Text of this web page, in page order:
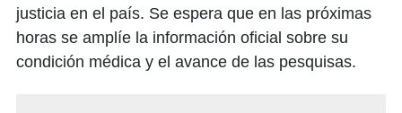
justicia en el país. Se espera que en las próximas
horas se amplíe la información oficial sobre su
condición médica y el avance de las pesquisas.